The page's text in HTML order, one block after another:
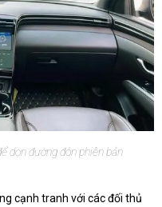
dọn đường đón phiên bản
cạnh tranh với các đối thủ